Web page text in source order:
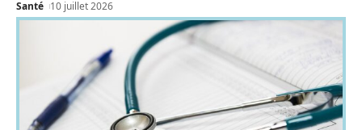
Santé 10 juillet 2026